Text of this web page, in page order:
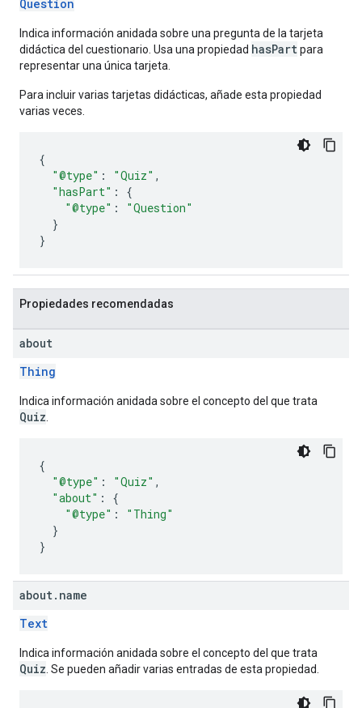
Question
Indica información anidada sobre una pregunta de la tarjeta
didáctica del cuestionario. Usa una propiedad hasPart para
representar una única tarjeta.
Para incluir varias tarjetas didácticas, añade esta propiedad
varias veces.
{
"@type" : "Quiz" ,
"hasPart" :
{
"@type" :
"Question"
}
}
Propiedades recomendadas
about
Thing
Indica información anidada sobre el concepto del que trata
Quiz
{
"@type" : "Quiz" ,
"about" :
{
"@type" :
"Thing"
}
}
about . name
Text
Indica información anidada sobre el concepto del que trata
Quiz . Se pueden añadir varias entradas de esta propiedad.